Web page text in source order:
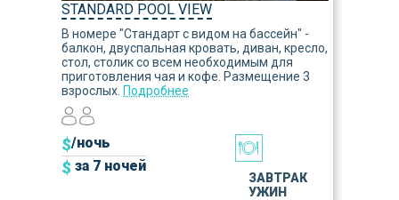
STANDARD POOL VIEW
В номере "Стандарт с видом на бассейн" -
балкон, двуспальная кровать, диван, кресло,
стол, столик со всем необходимым для
приготовления чая и кофе. Размещение 3
взрослых. Подробнее
$/ночь
$ за 7 ночей
ЗАВТРАК
УЖИН